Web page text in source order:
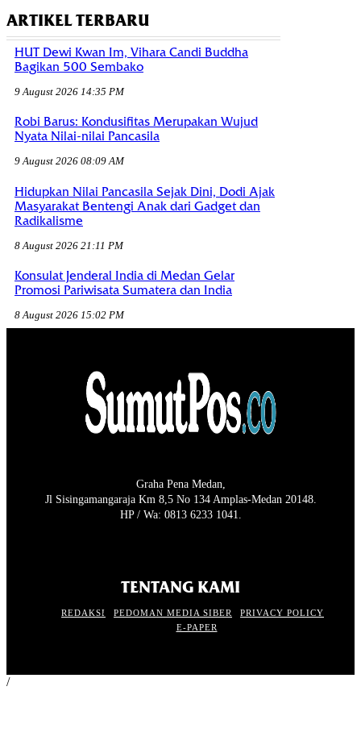
ARTIKEL TERBARU
HUT Dewi Kwan Im, Vihara Candi Buddha
Bagikan 500 Sembako
9 August 2026 14:35 PM
Robi Barus: Kondusifitas Merupakan Wujud
Nyata Nilai-nilai Pancasila
9 August 2026 08:09 AM
Hidupkan Nilai Pancasila Sejak Dini, Dodi Ajak
Masyarakat Bentengi Anak dari Gadget dan
Radikalisme
8 August 2026 21:11 PM
Konsulat Jenderal India di Medan Gelar
Promosi Pariwisata Sumatera dan India
8 August 2026 15:02 PM
Graha Pena Medan,
Jl Sisingamangaraja Km 8,5 No 134 Amplas-Medan 20148.
HP / Wa: 0813 6233 1041.
TENTANG KAMI
REDAKSI PEDOMAN MEDIA SIBER
PRIVACY POLICY
E-PAPER
/